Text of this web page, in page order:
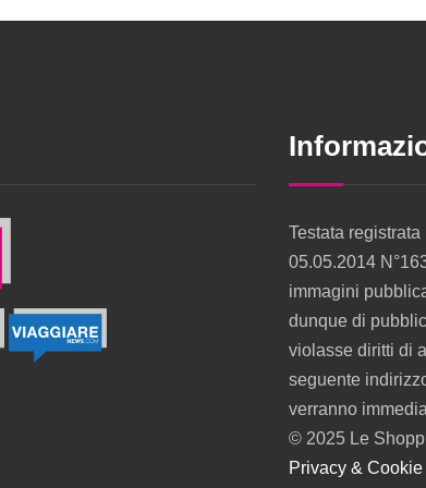
Testata
05.05.2014
immagini
dunque di
violasse diritti di
seguente
verranno
© 2025 Le
Privacy &